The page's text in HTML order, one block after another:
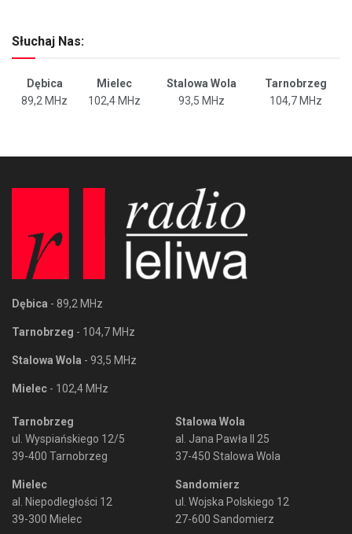
Słuchaj Nas:
Dębica Mielec Stalowa Wola
Tarnobrzeg
89,2 MHz
102,4 MHz 93,5 MHz 104,7 MHz
Dębica - 89,2 MHz
Tarnobrzeg - 104,7 MHz
Stalowa Wola - 93,5 MHz
Mielec - 102,4 MHz
Tarnobrzeg
ul. Wyspiańskiego 12/5
39-400 Tarnobrzeg
Mielec
al. Niepodległości 12
39-300 Mielec
Stalowa Wola
al. Jana Pawła II 25
37-450 Stalowa Wola
Sandomierz
ul. Wojska Polskiego 12
27-600 Sandomierz